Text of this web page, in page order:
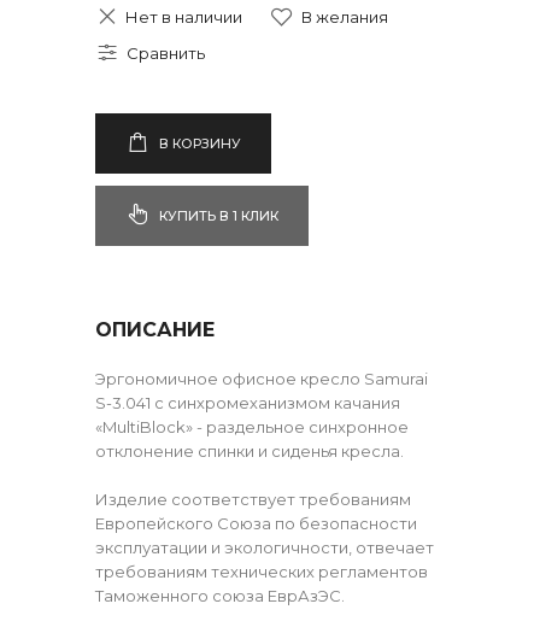
Нет в наличии
В КОРЗИНУ
КУПИТЬ В 1 КЛИК
ОПИСАНИЕ
Эргономичное офисное кресло Samurai
S-3.041 с синхромеханизмом качания
«MultiBlock» - раздельное синхронное
отклонение спинки и сиденья кресла.
Изделие соответствует требованиям
Европейского Союза по безопасности
эксплуатации и экологичности, отвечает
требованиям технических регламентов
Таможенного союза ЕврАзЭС.